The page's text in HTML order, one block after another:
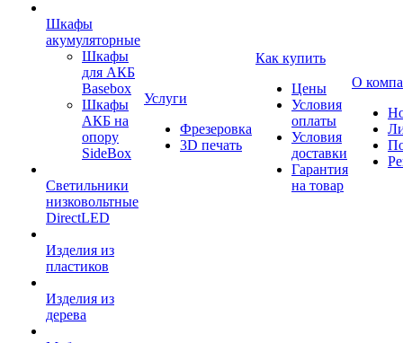
Шкафы
акумуляторные
Шкафы
для АКБ
Basebox
Шкафы
АКБ на
опору
SideBox
Светильники
низковольтные
DirectLED
Изделия из
пластиков
Изделия из
дерева
Услуги
Фрезеровка
3D печать
Как купить
Цены
Условия
оплаты
Условия
доставки
Гарантия
на товар
О